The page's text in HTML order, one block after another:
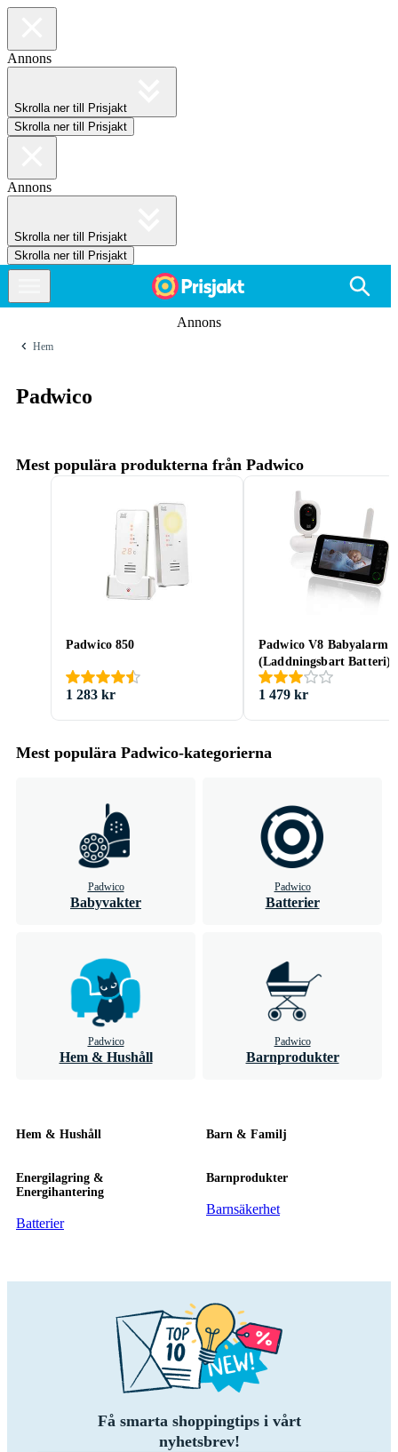
Annons
Skrolla ner till Prisjakt
Skrolla ner till Prisjakt
Annons
Skrolla ner till Prisjakt
Skrolla ner till Prisjakt
Annons
Hem
Padwico
Mest populära produkterna från Padwico
Padwico 850
1 283 kr
Padwico V8 Babyalarm
(Laddningsbart Batteri)
1 479 kr
Mest populära Padwico-kategorierna
Padwico
Babyvakter
Padwico
Batterier
Padwico
Hem & Hushåll
Padwico
Barnprodukter
Hem & Hushåll
Energilagring &
Energihantering
Batterier
Barn & Familj
Barnprodukter
Barnsäkerhet
Få smarta shoppingtips i vårt
nyhetsbrev!